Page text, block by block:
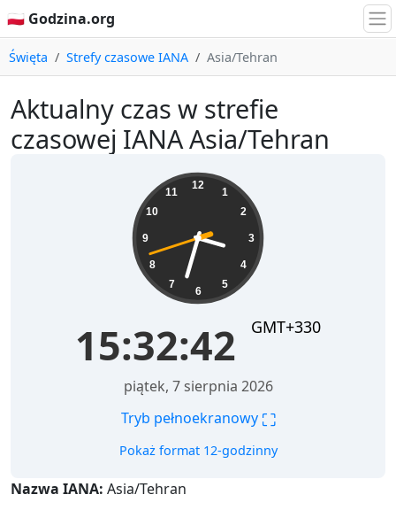
🇵🇱 Godzina.org
Święta Strefy czasowe IANA Asia/Tehran
Aktualny czas w strefie
czasowej IANA Asia/Tehran
12
1
2
3
4
5
6
7
8
9
10
11
15:32:43 GMT+330
piątek, 7 sierpnia 2026
Tryb pełnoekranowy ⛶
Pokaż format 12-godzinny
Nazwa IANA: Asia/Tehran